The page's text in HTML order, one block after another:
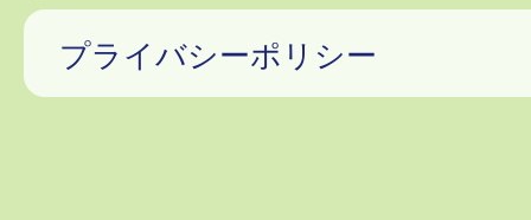
プライバシーポリシー